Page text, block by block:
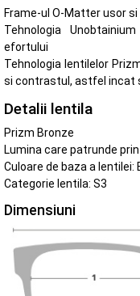
Frame-ul O-Matter usor
Tehnologia
efortului
Tehnologia lentilelor
si contrastul, astfel incat
Detalii lentila
Prizm Bronze
Lumina care patrunde
Culoare de baza a lentilei:
Categorie lentila: S3
Dimensiuni